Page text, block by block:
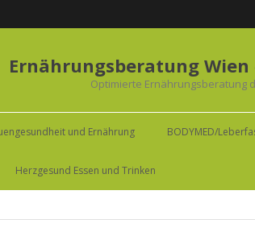
Ernährungsberatung
Optimierte Ernährungsberatung
und Ernährung BODYMED/
Herzgesund Essen und Trinken